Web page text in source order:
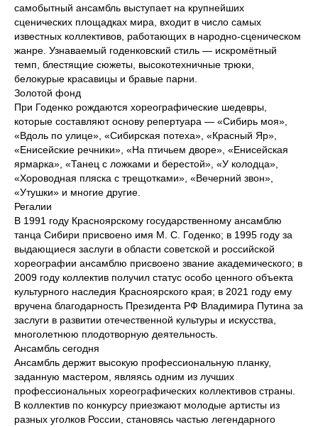
самобытный ансамбль выступает на крупнейших
сценических площадках мира, входит в число самых
известных коллективов, работающих в народно-сценическом
жанре. Узнаваемый годенковский стиль — искромётный
темп, блестящие сюжеты, высокотехничные трюки,
белокурые красавицы и бравые парни.
Золотой фонд
При Годенко рождаются хореографические шедевры,
которые составляют основу репертуара — «Сибирь моя»,
«Вдоль по улице», «Сибирская потеха», «Красный Яр»,
«Енисейские речники», «На птичьем дворе», «Енисейская
ярмарка», «Танец с ложками и берестой», «У колодца»,
«Хороводная пляска с трещотками», «Вечерний звон»,
«Утушки» и многие другие.
Регалии
В 1991 году Красноярскому государственному ансамблю
танца Сибири присвоено имя М. С. Годенко; в 1995 году за
выдающиеся заслуги в области советской и российской
хореографии ансамблю присвоено звание академического; в
2009 году коллектив получил статус особо ценного объекта
культурного наследия Красноярского края; в 2021 году ему
вручена благодарность Президента РФ Владимира Путина за
заслуги в развитии отечественной культуры и искусства,
многолетнюю плодотворную деятельность.
Ансамбль сегодня
Ансамбль держит высокую профессиональную планку,
заданную мастером, являясь одним из лучших
профессиональных хореографических коллективов страны.
В коллектив по конкурсу приезжают молодые артисты из
разных уголков России, становясь частью легендарного